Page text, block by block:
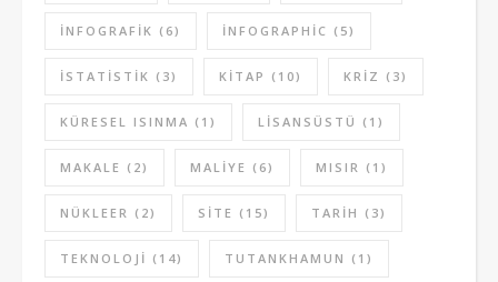
INFOGRAFIK (6) INFOGRAPHIC (5)
ISTATISTIK (3) KITAP (10) KRIZ (3)
KÜRESEL ISINMA (1) LISANSÜSTÜ (1)
MAKALE (2) MALIYE (6) MISIR (1)
NÜKLEER (2) SITE (15) TARIH (3)
TEKNOLOJI (14) TUTANKHAMUN (1)